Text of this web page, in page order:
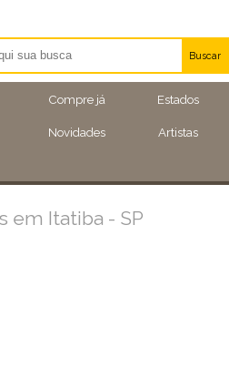
Compre já Estados
Novidades Artistas
Buscar
Artistas
Eventos
em Itatiba - SP